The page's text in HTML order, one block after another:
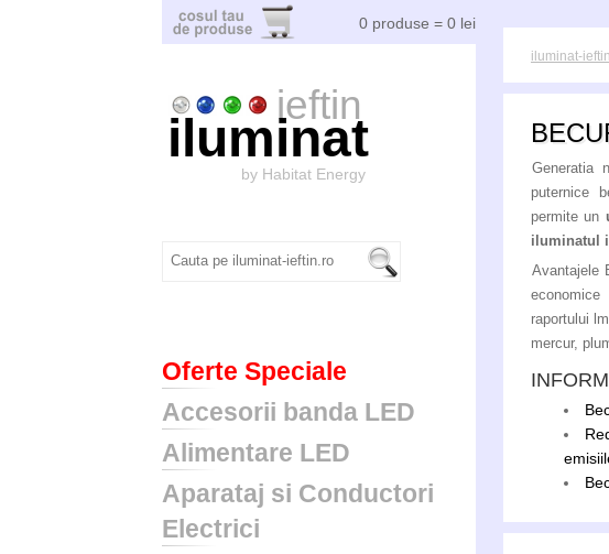
0 produse = 0 lei
ieftin
iluminat
by Habitat Energy
Oferte Speciale
Accesorii banda LED
Alimentare LED
Aparataj si Conductori
Electrici
iluminat-
Generatia
puternice
permite un
iluminatul
Avantajele
raportului
mercur,